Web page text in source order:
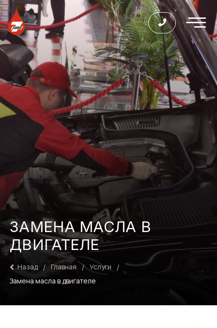
ЗАМЕНА МАСЛА В
ДВИГАТЕЛЕ
Назад / Главная / Услуги /
Замена масла в двигателе